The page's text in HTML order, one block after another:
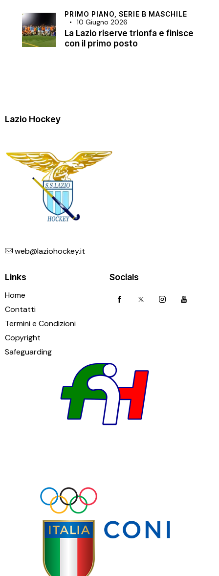
PRIMO PIANO, SERIE B MASCHILE
10 Giugno 2026
La Lazio riserve trionfa e finisce
con il primo posto
Lazio Hockey
web@laziohockey.it
Links
Home
Contatti
Termini e Condizioni
Copyright
Safeguarding
Socials